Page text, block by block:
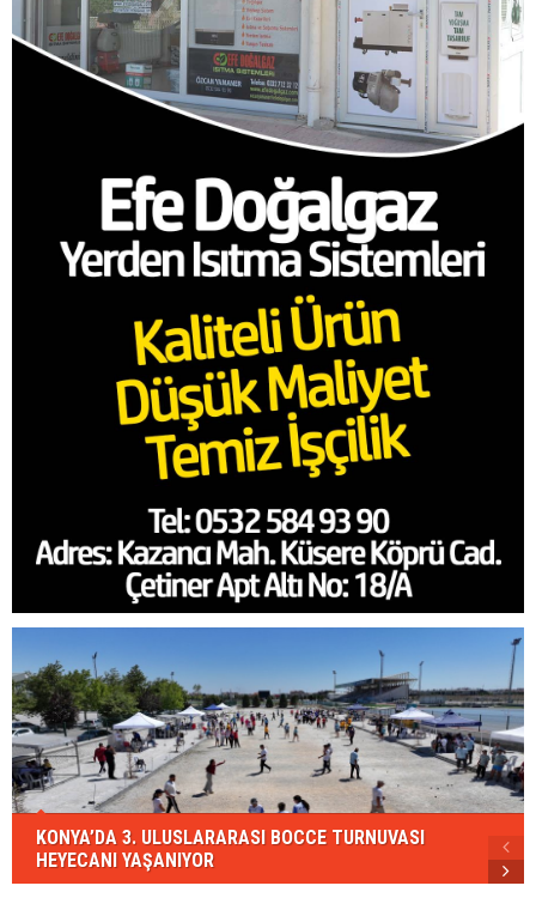
KONYA’DA 3. ULUSLARARASI BOCCE TURNUVASI
HEYECANI YAŞANIYOR